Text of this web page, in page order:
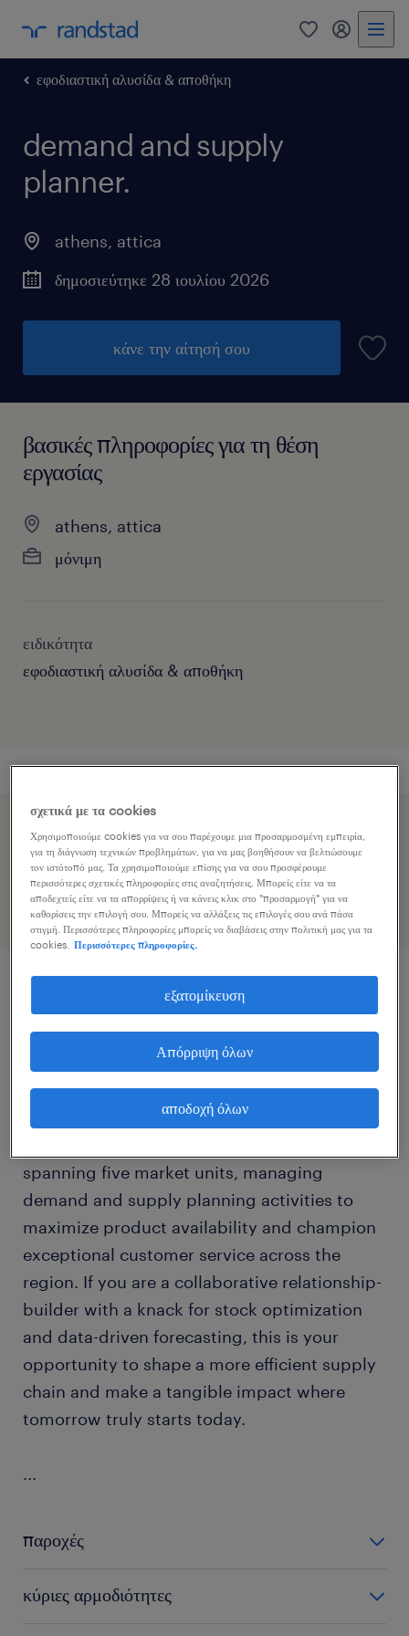
0 my
εφοδιαστική αλυσίδα & αποθήκη
demand and supply
planner.
athens, attica
δημοσιεύτηκε 28 ιουλίου 2026
κάνε την αίτησή σου
βασικές πληροφορίες για τη θέση
εργασίας
athens, attica
μόνιμη
ειδικότητα
εφοδιαστική αλυσίδα & αποθήκη
Επιταχύνετε την εφαρμογή εργασίας κοινοποιώντας το
προφίλ σας
περιγραφή εργασίας
Are you ready to drive world-class End2End
planning for a global FMCG leader? In this
Demand & Supply Planner role, you will play
spanning five market units, managing
demand and supply planning activities to
maximize product availability and champion
exceptional customer service across the
region. If you are a collaborative relationship-
builder with a knack for stock optimization
and data-driven forecasting, this is your
opportunity to shape a more efficient supply
chain and make a tangible impact where
tomorrow truly starts today.
...
παροχές
κύριες αρμοδιότητες
σχετικά με τα cookies
Χρησιμοποιούμε cookies για να σου παρέχουμε μια προσαρμοσμένη εμπειρία,
για τη διάγνωση τεχνικών προβλημάτων, για να μας βοηθήσουν να βελτιώσουμε
τον ιστότοπό μας. Τα χρησιμοποιούμε επίσης για να σου προσφέρουμε
περισσότερες σχετικές πληροφορίες στις αναζητήσεις. Μπορείς είτε να τα
αποδεχτείς είτε να τα απορρίψεις ή να κάνεις κλικ στο "προσαρμογή" για να
καθορίσεις την επιλογή σου. Μπορείς να αλλάξεις τις επιλογές σου ανά πάσα
στιγμή. Περισσότερες πληροφορίες μπορείς να διαβάσεις στην πολιτική μας για τα
cookies.
Περισσότερες πληροφορίες.
εξατομίκευση
Απόρριψη όλων
αποδοχή όλων